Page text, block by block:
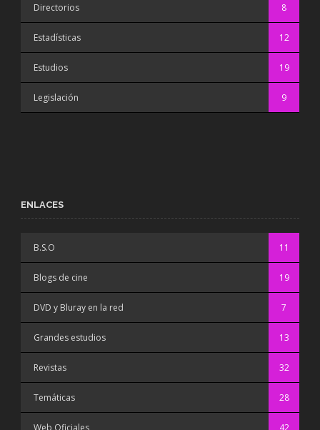
Directorios 8
Estadísticas 12
Estudios 19
Legislación 9
ENLACES
B.S.O 11
Blogs de cine 19
DVD y Bluray en la red 7
Grandes estudios 13
Revistas 32
Temáticas 28
Web Oficiales 42